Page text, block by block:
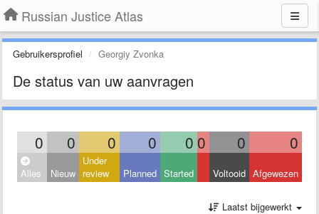
Russian Justice Atlas
Gebruikersprofiel Georgiy Zvonka
De status van uw aanvragen
0 0 0 0 0 0 0 0
Alles Nieuw
Under
review
Planned Started Voltooid Afgewezen
Laatst bijgewerkt